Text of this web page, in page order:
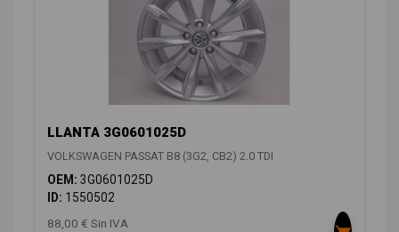
LLANTA 3G0601025D
VOLKSWAGEN PASSAT B8 (3G2, CB2) 2.0 TDI
OEM: 3G0601025D
ID: 1550502
88,00 € Sin IVA